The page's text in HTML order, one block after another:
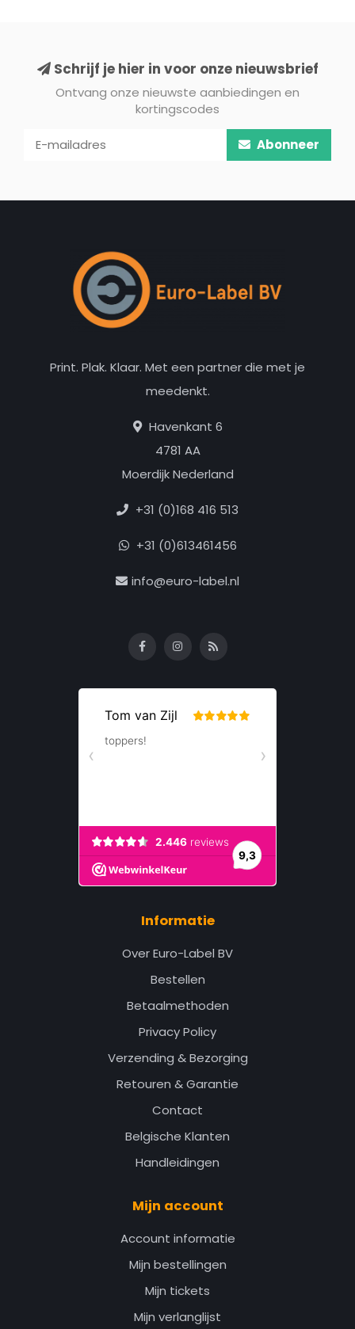
Schrijf je hier in voor onze nieuwsbrief
Ontvang onze nieuwste aanbiedingen en
kortingscodes
Abonneer
Print. Plak. Klaar. Met een partner die met je
meedenkt.
Havenkant 6
4781 AA
Moerdijk Nederland
+31 (0)168 416 513
+31 (0)613461456
info@euro-label.nl
Informatie
Over Euro-Label BV
Bestellen
Betaalmethoden
Privacy Policy
Verzending & Bezorging
Retouren & Garantie
Contact
Belgische Klanten
Handleidingen
Mijn account
Account informatie
Mijn bestellingen
Mijn tickets
Mijn verlanglijst